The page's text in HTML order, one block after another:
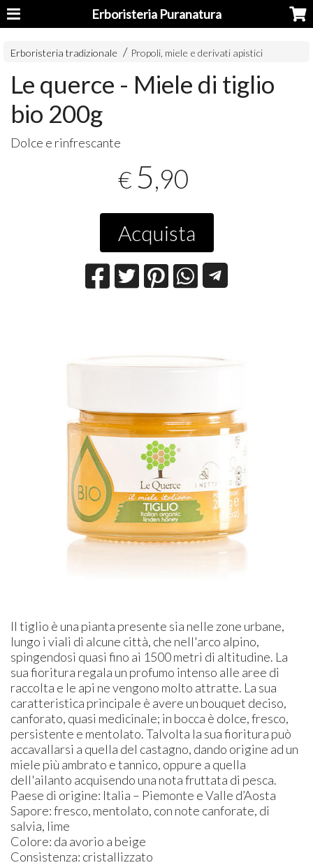
Erboristeria Puranatura
Erboristeria tradizionale Propoli, miele e derivati apistici
Le querce - Miele di tiglio
bio 200g
Dolce e rinfrescante
€ 5,90
Acquista
Il tiglio è una pianta presente sia nelle zone urbane,
lungo i viali di alcune città, che nell'arco alpino,
spingendosi quasi fino ai 1500 metri di altitudine. La
sua fioritura regala un profumo intenso alle aree di
raccolta e le api ne vengono molto attratte. La sua
caratteristica principale è avere un bouquet deciso,
canforato, quasi medicinale; in bocca è dolce, fresco,
persistente e mentolato. Talvolta la sua fioritura può
accavallarsi a quella del castagno, dando origine ad un
miele più ambrato e tannico, oppure a quella
dell'ailanto acquisendo una nota fruttata di pesca.
Paese di origine: Italia – Piemonte e Valle d’Aosta
Sapore: fresco, mentolato, con note canforate, di
salvia, lime
Colore: da avorio a beige
Consistenza: cristallizzato